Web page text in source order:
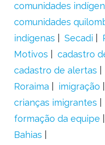
comunidades
comunidades
indígenas
Secadi
Motivos
cadastro
cadastro de alertas
Roraima
imigração
crianças imigrantes
formação da equipe
Bahias